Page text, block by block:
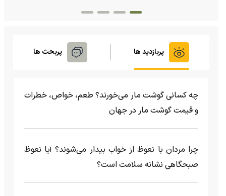
پربازدید ها پربحث ها
چه کسانی گوشت مار می‌خورند؟ طعم، خواص، خطرات
و قیمت گوشت مار در جهان
چرا مردان با نعوظ از خواب بیدار می‌شوند؟ آیا نعوظ
صبحگاهی نشانه سلامت است؟